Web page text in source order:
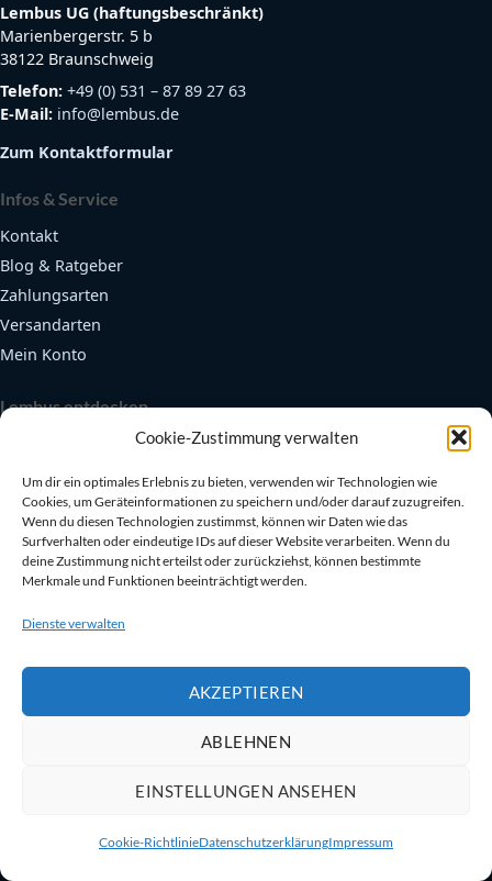
Cookie-Zustimmung verwalten
Um dir ein optimales Erlebnis zu bieten, verwenden wir Technologien wie
Cookies, um Geräteinformationen zu speichern und/oder darauf zuzugreifen.
Wenn du diesen Technologien zustimmst, können wir Daten wie das
Surfverhalten oder eindeutige IDs auf dieser Website verarbeiten. Wenn du
deine Zustimmung nicht erteilst oder zurückziehst, können bestimmte
Merkmale und Funktionen beeinträchtigt werden.
Dienste verwalten
AKZEPTIEREN
ABLEHNEN
EINSTELLUNGEN ANSEHEN
Cookie-RichtlinieDatenschutzerklärungImpressum
Lembus UG (haftungsbeschränkt)
Marienbergerstr. 5 b
38122 Braunschweig
Telefon: +49 (0) 531 – 87 89 27 63
E-Mail: info@lembus.de
Zum Kontaktformular
Infos & Service
Kontakt
Blog & Ratgeber
Zahlungsarten
Versandarten
Mein Konto
Lembus entdecken
Wohnmobil-Themen
Boot & Wassersport
Camping-Sortiment
Fendertex Fender
Sanitär & Toiletten